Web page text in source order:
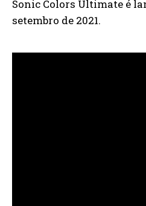
Sonic Colors Ultimate é
setembro de 2021.